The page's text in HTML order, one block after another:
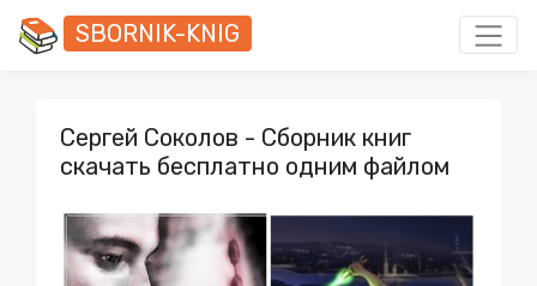
SBORNIK-KNIG
Сергей Соколов - Сборник книг
скачать бесплатно одним файлом